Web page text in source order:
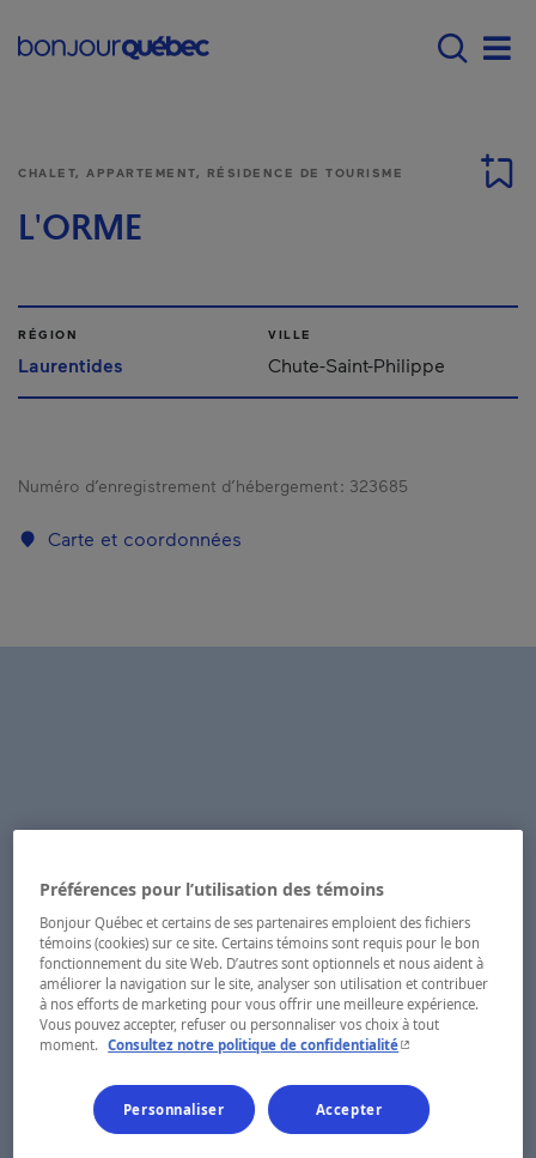
Main navigation -
CHALET, APPARTEMENT, RÉSIDENCE DE TOURISME
L'ORME
RÉGION
Laurentides
VILLE
Chute-Saint-Philippe
Numéro d’enregistrement d’hébergement : 323685
Carte et coordonnées
Préférences pour l’utilisation des témoins
Bonjour Québec et certains de ses partenaires emploient des fichiers
témoins (cookies) sur ce site. Certains témoins sont requis pour le bon
fonctionnement du site Web. D’autres sont optionnels et nous aident à
améliorer la navigation sur le site, analyser son utilisation et contribuer
à nos efforts de marketing pour vous offrir une meilleure expérience.
Vous pouvez accepter, refuser ou personnaliser vos choix à tout
moment. Consultez notre politique de confidentialité- Cet hyperlien
Personnaliser Accepter